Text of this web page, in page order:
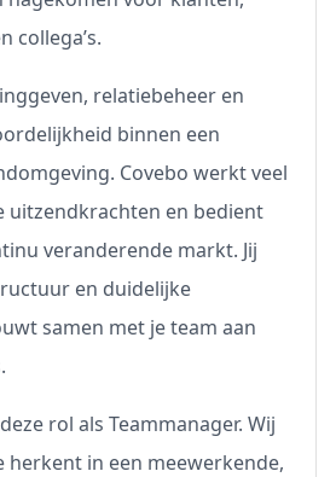
collega’s.
relatiebeheer en
binnen een
Covebo werkt veel
uitzendkrachten en bedient
veranderende markt. Jij
en duidelijke
samen met je team aan
rol als Teammanager. Wij
herkent in een meewerkende,